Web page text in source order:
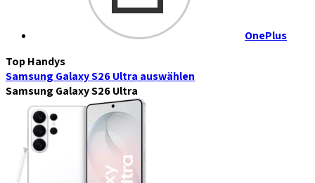
OnePlus
Top Handys
Samsung Galaxy S26 Ultra auswählen
Samsung Galaxy S26 Ultra